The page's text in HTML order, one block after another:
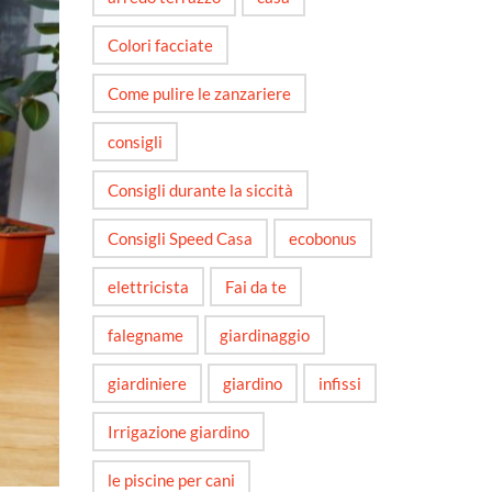
Colori facciate
Come pulire le zanzariere
consigli
Consigli durante la siccità
Consigli Speed Casa ecobonus
elettricista Fai da te
falegname giardinaggio
giardiniere giardino infissi
Irrigazione giardino
le piscine per cani